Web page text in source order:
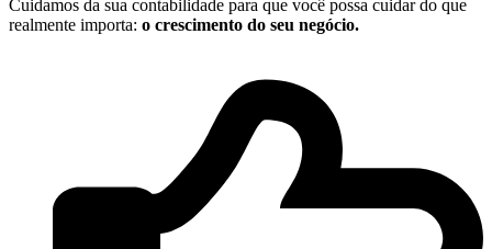
Cuidamos da sua contabilidade para que você possa cuidar do que
realmente importa: o crescimento do seu negócio.